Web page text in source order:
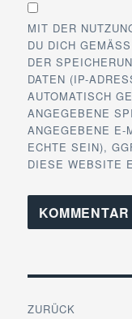
MIT DER
DU DICH GEMÄSS
DER
DATEN (IP-
AUTOMATISCH
ANGEGEBENE
ANGEGEBENE E-
ECHTE SEIN),
DIESE WEBSITE
ZURÜCK